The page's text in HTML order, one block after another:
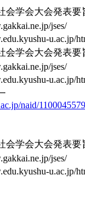
会学会大会発表要
jses/
u.ac.jp/
会学会大会発表要
jses/
u.ac.jp/
naid/
会学会大会発表要
jses/
u.ac.jp/